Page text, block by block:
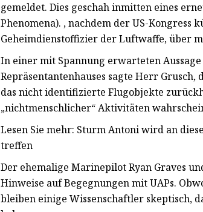
gemeldet. Dies geschah inmitten eines
Phenomena). , nachdem der US-
Geheimdienstoffizier der Luftwaffe, über
In einer mit Spannung erwarteten
Repräsentantenhauses sagte Herr
das nicht identifizierte Flugobjekte
„nichtmenschlicher“ Aktivitäten
Lesen Sie mehr: Sturm Antoni wird an
treffen
Der ehemalige Marinepilot Ryan Graves
Hinweise auf Begegnungen mit UAPs.
bleiben einige Wissenschaftler skeptisch,